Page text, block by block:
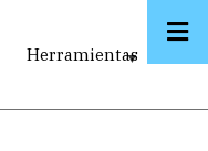
Herramientas